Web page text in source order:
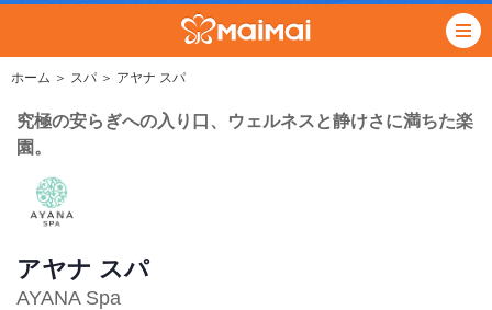
ホーム ＞ スパ ＞ アヤナ スパ
究極の安らぎへの入り口、ウェルネスと静けさに満ちた楽
園。
アヤナ スパ
AYANA Spa